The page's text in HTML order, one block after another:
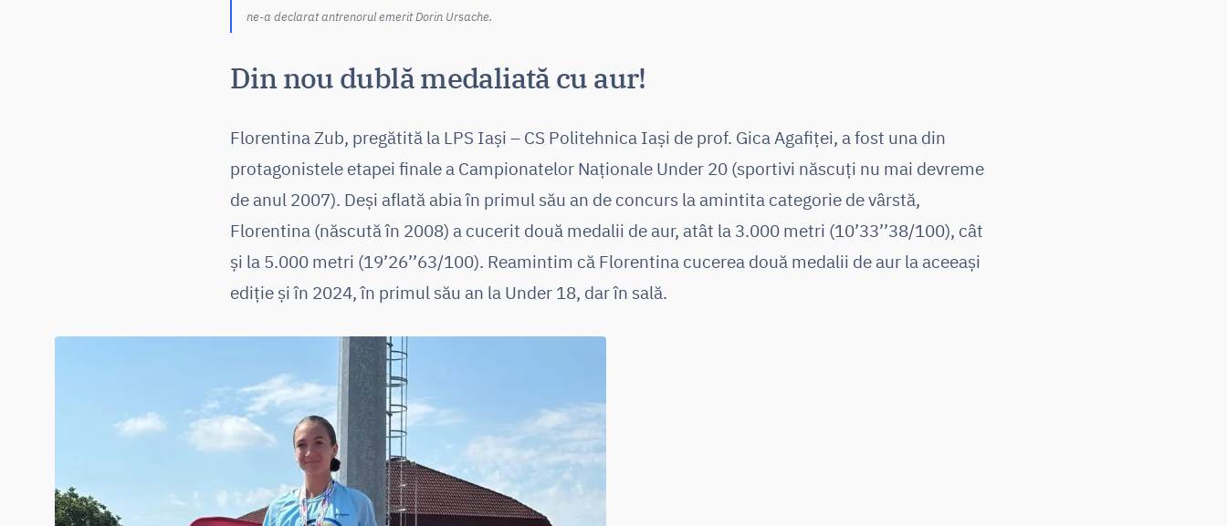
ne-a declarat antrenorul emerit Dorin Ursache.
Din nou dublă medaliată cu aur!
Florentina Zub, pregătită la LPS Iași – CS Politehnica Iași de prof. Gica Agafiței, a fost una din
protagonistele etapei finale a Campionatelor Naționale Under 20 (sportivi născuți nu mai devreme
de anul 2007). Deși aflată abia în primul său an de concurs la amintita categorie de vârstă,
Florentina (născută în 2008) a cucerit două medalii de aur, atât la 3.000 metri (10’33’’38/100), cât
și la 5.000 metri (19’26’’63/100). Reamintim că Florentina cucerea două medalii de aur la aceeași
ediție și în 2024, în primul său an la Under 18, dar în sală.